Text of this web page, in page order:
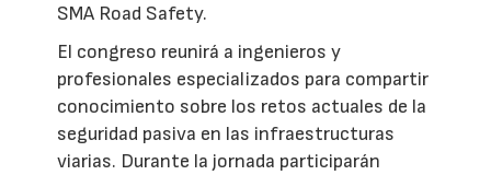
SMA Road Safety.
El congreso reunirá a ingenieros y
profesionales especializados para compartir
conocimiento sobre los retos actuales de la
seguridad pasiva en las infraestructuras
viarias. Durante la jornada participarán